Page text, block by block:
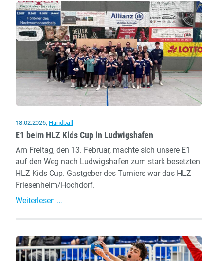
–
verdienter
Heimsieg
18.02.2026, Handball
E1 beim HLZ Kids Cup in Ludwigshafen
Am Freitag, den 13. Februar, machte sich unsere E1
auf den Weg nach Ludwigshafen zum stark besetzten
HLZ Kids Cup. Gastgeber des Turniers war das HLZ
Friesenheim/Hochdorf.
Weiterlesen …
Kids
Cup
in